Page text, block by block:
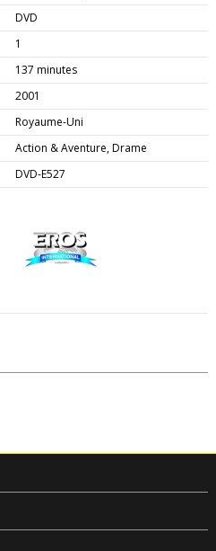
DVD
1
137 minutes
2001
Royaume-Uni
Action & Aventure, Drame
DVD-E527